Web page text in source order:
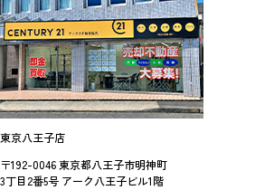
東京八王子店
〒192-0046 東京都八王子市明神町
3丁目2番5号 アーク八王子ビル1階